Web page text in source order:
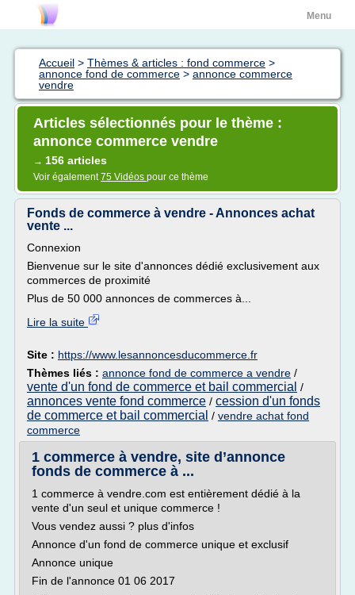
Menu
Accueil > Thèmes & articles : fond commerce >
annonce fond de commerce > annonce commerce
vendre
Articles sélectionnés pour le thème :
annonce commerce vendre
→ 156 articles
Voir également75 Vidéos pour ce thème
Fonds de commerce à vendre - Annonces achat
vente ...
Connexion
Bienvenue sur le site d'annonces dédié exclusivement aux
commerces de proximité
Plus de 50 000 annonces de commerces à...
Lire la suite
Site : https://www.lesannoncesducommerce.fr
Thèmes liés : annonce fond de commerce a vendre /
vente d'un fond de commerce et bail commercial /
annonces vente fond commerce / cession d'un fonds
de commerce et bail commercial / vendre achat fond
commerce
1 commerce à vendre, site d’annonce
fonds de commerce à ...
1 commerce à vendre.com est entièrement dédié à la
vente d'un seul et unique commerce !
Vous vendez aussi ? plus d'infos
Annonce d'un fond de commerce unique et exclusif
Annonce unique
Fin de l'annonce 01 06 2017